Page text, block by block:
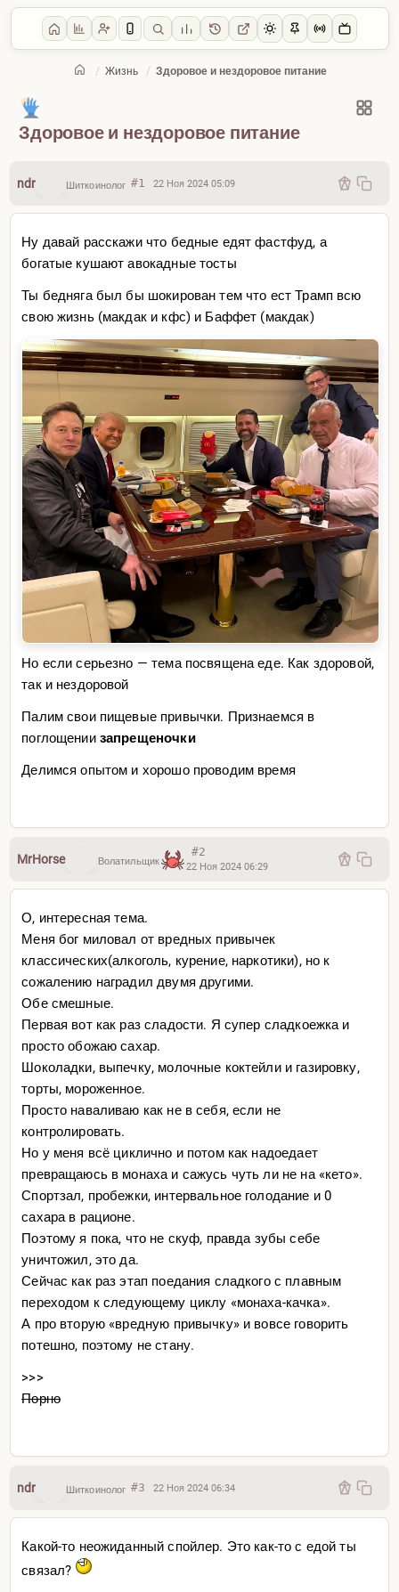
/ Жизнь / Здоровое и нездоровое питание
Главная
Здоровое и нездоровое питание
ndr Шиткоинолог #1 22 Ноя 2024 05:09
Ну давай расскажи что бедные едят фастфуд, а
богатые кушают авокадные тосты
Ты бедняга был бы шокирован тем что ест Трамп всю
свою жизнь (макдак и кфс) и Баффет (макдак)
Но если серьезно — тема посвящена еде. Как здоровой,
так и нездоровой
Палим свои пищевые привычки. Признаемся в
поглощении запрещеночки
Делимся опытом и хорошо проводим время
MrHorse Волатильщик
#2
22 Ноя 2024 06:29
О, интересная тема.
Меня бог миловал от вредных привычек
классических(алкоголь, курение, наркотики), но к
сожалению наградил двумя другими.
Обе смешные.
Первая вот как раз сладости. Я супер сладкоежка и
просто обожаю сахар.
Шоколадки, выпечку, молочные коктейли и газировку,
торты, мороженное.
Просто наваливаю как не в себя, если не
контролировать.
Но у меня всё циклично и потом как надоедает
превращаюсь в монаха и сажусь чуть ли не на «кето».
Спортзал, пробежки, интервальное голодание и 0
сахара в рационе.
Поэтому я пока, что не скуф, правда зубы себе
уничтожил, это да.
Сейчас как раз этап поедания сладкого с плавным
переходом к следующему циклу «монаха-качка».
А про вторую «вредную привычку» и вовсе говорить
потешно, поэтому не стану.
>>>
Порно
ndr Шиткоинолог #3 22 Ноя 2024 06:34
Какой-то неожиданный спойлер. Это как-то с едой ты
связал?